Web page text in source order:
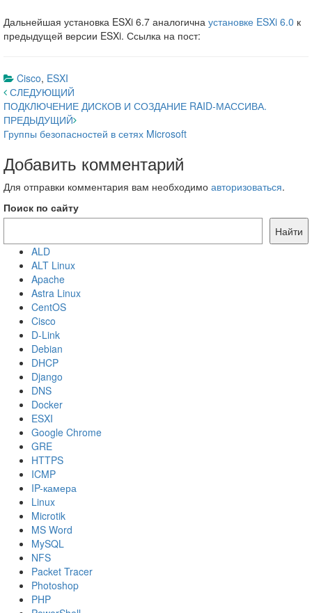
Дальнейшая установка ESXi 6.7 аналогична установке ESXi 6.0 к
предыдущей версии ESXi. Ссылка на пост:
Cisco, ESXI
Навигация
по
записям
СЛЕДУЮЩИЙ
ПОДКЛЮЧЕНИЕ ДИСКОВ И СОЗДАНИЕ RAID-МАССИВА.
ПРЕДЫДУЩИЙ
Группы безопасностей в сетях Microsoft
Добавить комментарий
Для отправки комментария вам необходимо авторизоваться.
Поиск по сайту
Найти
ALD
ALT Linux
Apache
Astra Linux
CentOS
Cisco
D-Link
Debian
DHCP
Django
DNS
Docker
ESXI
Google Chrome
GRE
HTTPS
ICMP
IP-камера
Linux
Microtik
MS Word
MySQL
NFS
Packet Tracer
Photoshop
PHP